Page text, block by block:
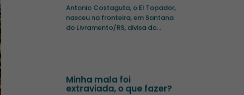
Antonio Costaguta, o El Topador,
nasceu na fronteira, em Santana
do Livramento/RS, divisa do...
Minha mala foi
extraviada, o que fazer?